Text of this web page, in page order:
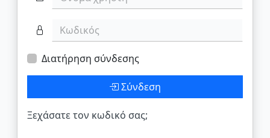
Κωδικός
Διατήρηση σύνδεσης
Σύνδεση
Ξεχάσατε τον κωδικό σας;